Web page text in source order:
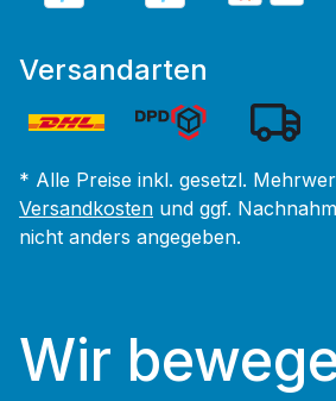
Versandarten
* Alle Preise inkl. gesetzl.
Versandkosten und ggf.
nicht anders angegeben.
Wir